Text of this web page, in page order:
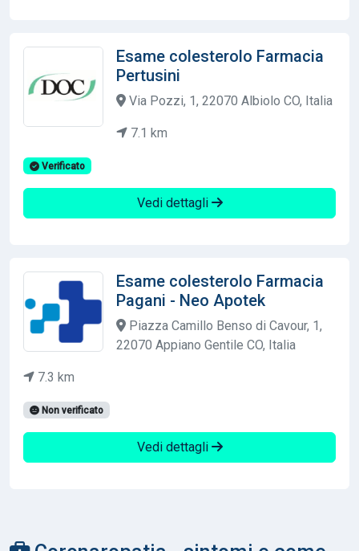
Esame colesterolo Farmacia
Pertusini
Via Pozzi, 1, 22070 Albiolo CO, Italia
7.1 km
Verificato
Vedi dettagli
Esame colesterolo Farmacia
Pagani - Neo Apotek
Piazza Camillo Benso di Cavour, 1,
22070 Appiano Gentile CO, Italia
7.3 km
Non verificato
Vedi dettagli